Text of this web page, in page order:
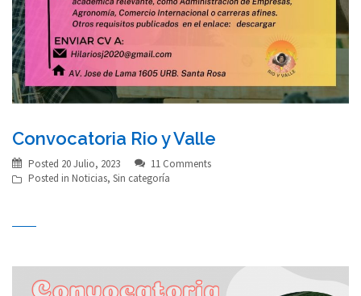
Convocatoria Rio y Valle
Posted 20 Julio, 2023
11 Comments
Posted in Noticias, Sin categoría